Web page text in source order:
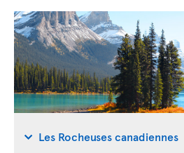
Les Rocheuses canadiennes